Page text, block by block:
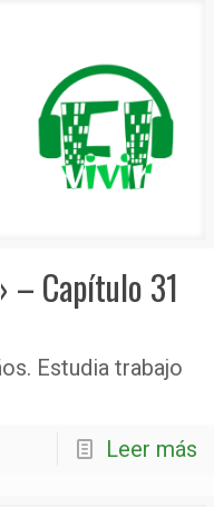
Capítulo 31
Estudia trabajo
Leer más